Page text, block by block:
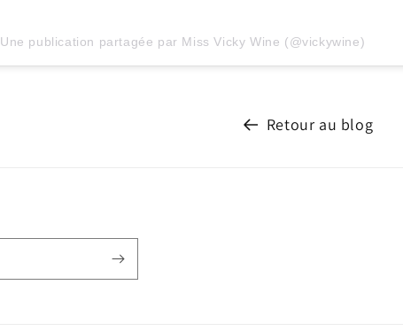
Une publication partagée par Miss Vicky Wine (@vickywine)
Retour au blog